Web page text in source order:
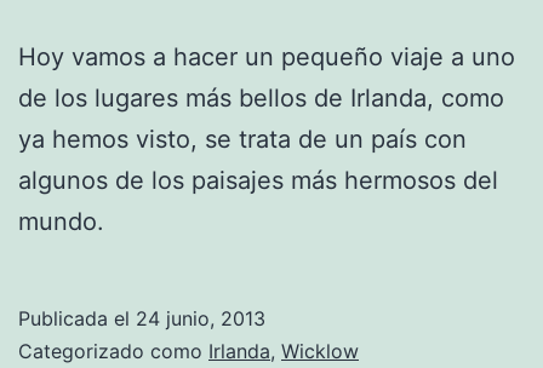
Hoy vamos a hacer un pequeño viaje a uno
de los lugares más bellos de Irlanda, como
ya hemos visto, se trata de un país con
algunos de los paisajes más hermosos del
mundo.
Publicada el 24 junio, 2013
Categorizado como Irlanda, Wicklow